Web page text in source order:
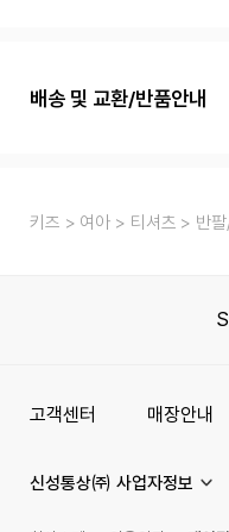
배송 및 교환/반품안내
키즈 여아 티셔츠 반
고객센터 매장안내
신성통상㈜ 사업자정보